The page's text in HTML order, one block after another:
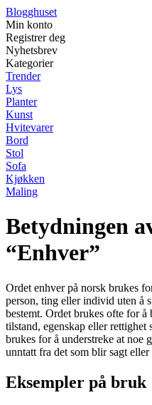
Blogghuset
Min konto
Registrer deg
Nyhetsbrev
Kategorier
Trender
Lys
Planter
Kunst
Hvitevarer
Bord
Stol
Sofa
Kjøkken
Maling
Betydningen
“Enhver”
Ordet enhver på norsk brukes
person, ting eller individ uten å
bestemt. Ordet brukes ofte for å
tilstand, egenskap eller
brukes for å understreke at noe
unntatt fra det som blir sagt eller
Eksempler på bruk